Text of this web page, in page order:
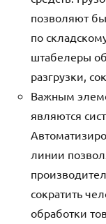
позволяют
по
штабелеры
разгрузки,
Важным
являются
линии
сократить
обработки